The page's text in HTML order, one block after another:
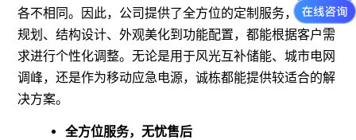
各不相同。因此，公司提供了全方位的定制服务，从容量
规划、结构设计、外观美化到功能配置，都能根据客户需
求进行个性化调整。无论是用于风光互补储能、城市电网
调峰，还是作为移动应急电源，诚栋都能提供较适合的解
决方案。
全方位服务，无忧售后